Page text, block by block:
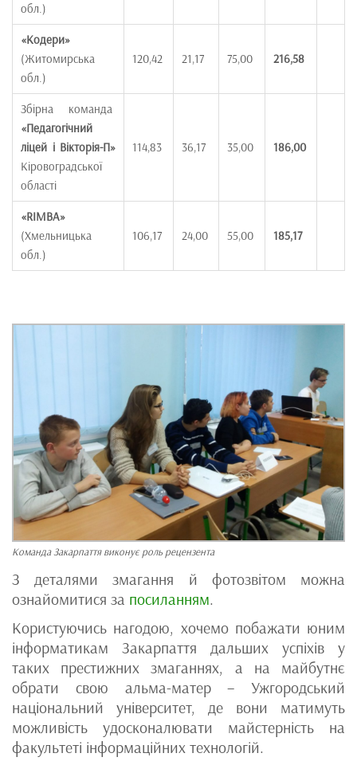
обл.)
«Кодери»
(Житомирська
обл.)
120,42 21,17 75,00 216,58
Збірна команда
«Педагогічний
ліцей і Вікторія-П»
Кіровоградської
області
114,83 36,17 35,00 186,00
«RIMBA»
(Хмельницька
обл.)
106,17 24,00 55,00 185,17
Команда Закарпаття виконує роль рецензента
З деталями змагання й фотозвітом можна
ознайомитися за посиланням.
Користуючись нагодою, хочемо побажати юним
інформатикам Закарпаття дальших успіхів у
таких престижних змаганнях, а на майбутнє
обрати свою альма-матер – Ужгородський
національний університет, де вони матимуть
можливість удосконалювати майстерність на
факультеті інформаційних технологій.